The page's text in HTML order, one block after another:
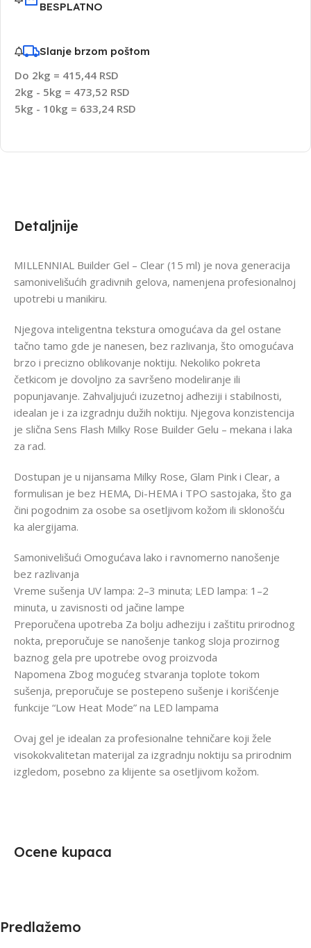
BESPLATNO
Slanje brzom poštom
Do 2kg = 415,44 RSD
2kg - 5kg = 473,52 RSD
5kg - 10kg = 633,24 RSD
Detaljnije
MILLENNIAL Builder Gel – Clear (15 ml) je nova generacija
samonivelišućih gradivnih gelova, namenjena profesionalnoj
upotrebi u manikiru.
Njegova inteligentna tekstura omogućava da gel ostane
tačno tamo gde je nanesen, bez razlivanja, što omogućava
brzo i precizno oblikovanje noktiju. Nekoliko pokreta
četkicom je dovoljno za savršeno modeliranje ili
popunjavanje. Zahvaljujući izuzetnoj adheziji i stabilnosti,
idealan je i za izgradnju dužih noktiju. Njegova konzistencija
je slična Sens Flash Milky Rose Builder Gelu – mekana i laka
za rad.
Dostupan je u nijansama Milky Rose, Glam Pink i Clear, a
formulisan je bez HEMA, Di-HEMA i TPO sastojaka, što ga
čini pogodnim za osobe sa osetljivom kožom ili sklonošću
ka alergijama.
Samonivelišući Omogućava lako i ravnomerno nanošenje
bez razlivanja
Vreme sušenja UV lampa: 2–3 minuta; LED lampa: 1–2
minuta, u zavisnosti od jačine lampe
Preporučena upotreba Za bolju adheziju i zaštitu prirodnog
nokta, preporučuje se nanošenje tankog sloja prozirnog
baznog gela pre upotrebe ovog proizvoda
Napomena Zbog mogućeg stvaranja toplote tokom
sušenja, preporučuje se postepeno sušenje i korišćenje
funkcije “Low Heat Mode” na LED lampama
Ovaj gel je idealan za profesionalne tehničare koji žele
visokokvalitetan materijal za izgradnju noktiju sa prirodnim
izgledom, posebno za klijente sa osetljivom kožom.
Ocene kupaca
Predlažemo